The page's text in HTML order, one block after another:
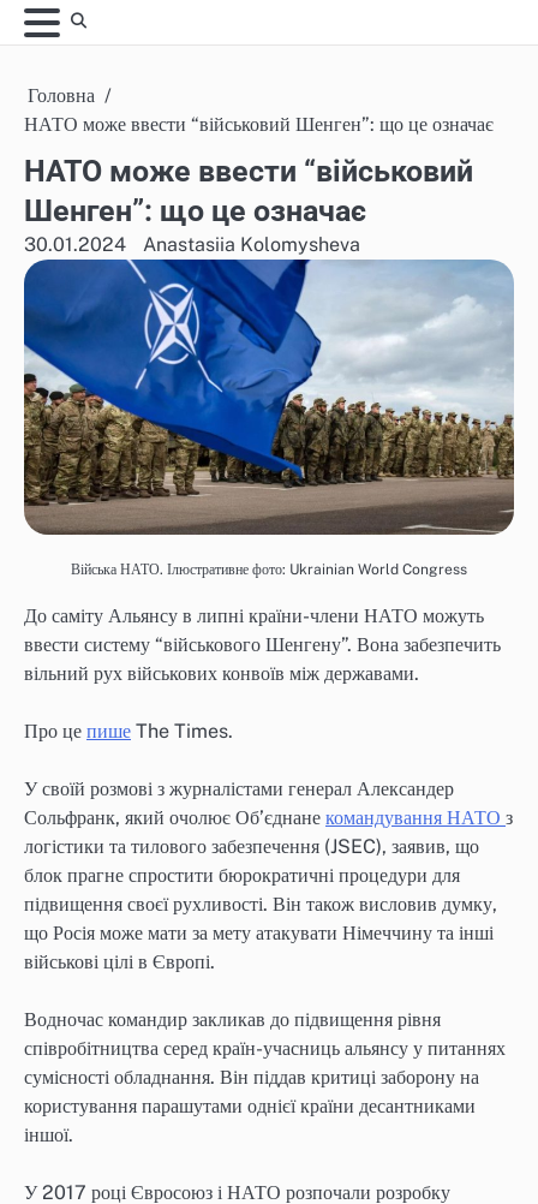
Skip
to
Головна
НАТО може ввести “військовий Шенген”: що це означає
НАТО може ввести “військовий
Шенген”: що це означає
30.01.2024 Anastasiia Kolomysheva
Війська НАТО. Ілюстративне фото: Ukrainian World Congress
До саміту Альянсу в липні країни-члени НАТО можуть
ввести систему “військового Шенгену”. Вона забезпечить
вільний рух військових конвоїв між державами.
Про це пише The Times.
У своїй розмові з журналістами генерал Александер
Сольфранк, який очолює Об’єднане командування НАТО з
логістики та тилового забезпечення (JSEC), заявив, що
блок прагне спростити бюрократичні процедури для
підвищення своєї рухливості. Він також висловив думку,
що Росія може мати за мету атакувати Німеччину та інші
військові цілі в Європі.
Водночас командир закликав до підвищення рівня
співробітництва серед країн-учасниць альянсу у питаннях
сумісності обладнання. Він піддав критиці заборону на
користування парашутами однієї країни десантниками
іншої.
У 2017 році Євросоюз і НАТО розпочали розробку